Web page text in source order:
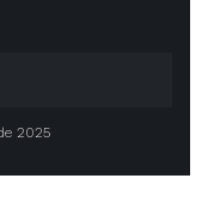
2025